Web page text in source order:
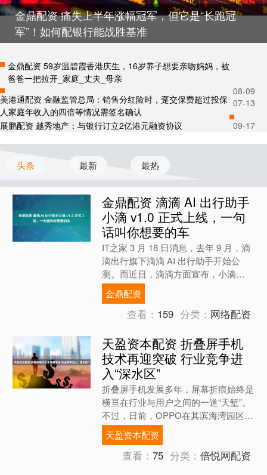
金鼎配资 痛失上半年涨幅冠军，但它是“长跑冠
军”！如何配银行能战胜基准
金鼎配资 59岁温碧霞香港庆生，16岁养子想要亲吻妈妈，被
爸爸一把拉开_家庭_丈夫_母亲
08-09
美港通配资 金融监管总局：销售分红险时，趸交保费超过投保
人家庭年收入的四倍等情况需签名确认
07-13
展鹏配资 越秀地产：与银行订立2亿港元融资协议
09-17
头条 最新 最热
金鼎配资 滴滴 AI 出行助手
小滴 v1.0 正式上线，一句
话叫你想要的车
IT之家 3 月 18 日消息，去年 9 月，滴
滴出行旗下滴滴 AI 出行助手开始公
测。而近日，滴滴方面宣布，小滴
v1.0 版本正式上线。目前已经支持空
气清新....
金鼎配资
查看： 159 分类： 网络配资
天盈资本配资 折叠屏手机
技术再迎突破 行业竞争进
入“深水区”
折叠屏手机发展多年，屏幕折痕始终是
横亘在行业与用户之间的一道“天堑”。
不过，日前，OPPO在其滨海湾园区正
式发布全新折叠旗舰OPPOFindN6。
OPPO相关负....
天盈资本配资
查看：75 分类：倍悦网配资